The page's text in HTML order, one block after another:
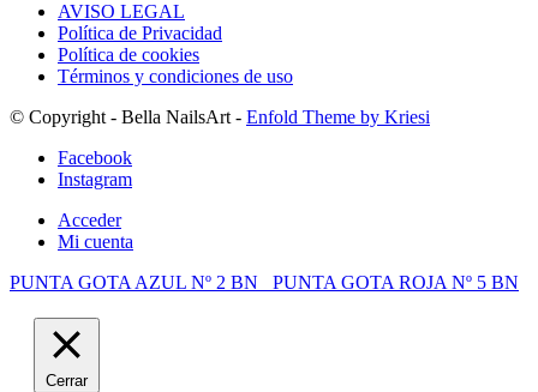
AVISO LEGAL
Política de Privacidad
Política de cookies
Términos y condiciones de uso
© Copyright - Bella NailsArt - Enfold Theme by Kriesi
Facebook
Instagram
Acceder
Mi cuenta
PUNTA GOTA AZUL Nº 2 BN
PUNTA GOTA ROJA Nº 5 BN
Cerrar